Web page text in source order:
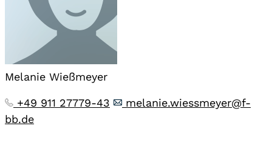
Melanie Wießmeyer
+49 911 27779-43
melanie.wiessmeyer@f-
bb.de